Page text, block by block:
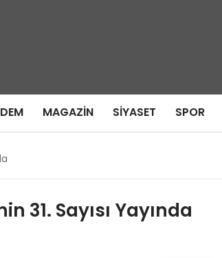
MAGAZIN SIYASET SPOR
31. Sayısı Yayında